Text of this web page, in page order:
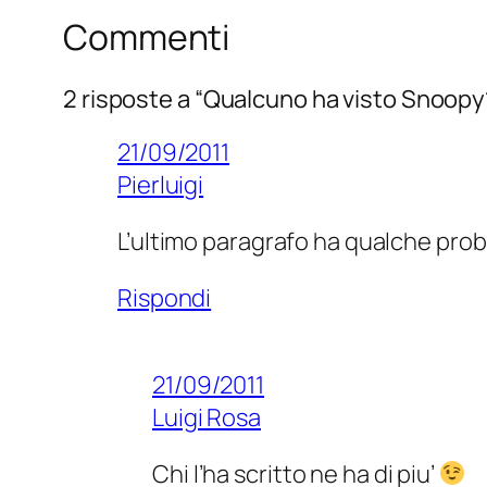
Commenti
2 risposte a “Qualcuno ha visto
21/09/2011
Pierluigi
L’ultimo paragrafo ha qualche
Rispondi
21/09/2011
Luigi Rosa
Chi l’ha scritto ne ha di piu’